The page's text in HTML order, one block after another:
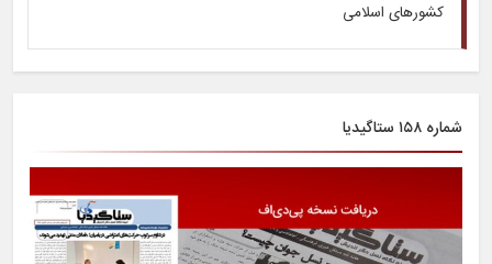
کشورهای اسلامی
شماره ۱۵۸ ستاگیدیا